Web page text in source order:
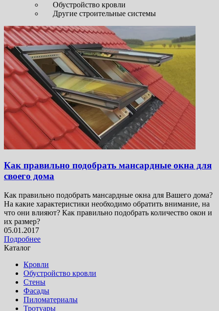
Обустройство кровли
Другие строительные системы
Как правильно подобрать мансардные окна для
своего дома
Как правильно подобрать мансардные окна для Вашего дома?
На какие характеристики необходимо обратить внимание, на
что они влияют? Как правильно подобрать количество окон и
их размер?
05.01.2017
Подробнее
Каталог
Кровли
Обустройство кровли
Стены
Фасады
Пиломатериалы
Тротуары